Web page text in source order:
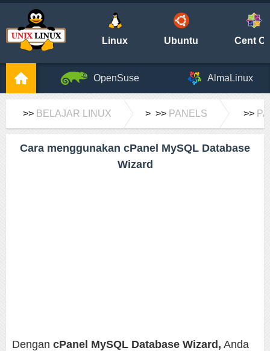
Linux Ubuntu Cent
OpenSuse AlmaLinux
>> BELAJAR LINUX > >> PANELS >>
Cara menggunakan cPanel MySQL Database
Wizard
Dengan cPanel MySQL Database Wizard, Anda